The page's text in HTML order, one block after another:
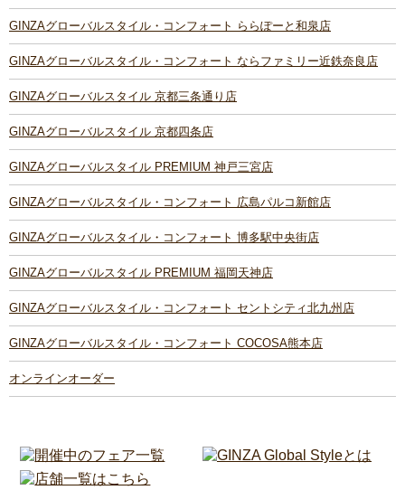
GINZAグローバルスタイル・コンフォート ららぽーと和泉店
GINZAグローバルスタイル・コンフォート ならファミリー近鉄奈良店
GINZAグローバルスタイル 京都三条通り店
GINZAグローバルスタイル 京都四条店
GINZAグローバルスタイル PREMIUM 神戸三宮店
GINZAグローバルスタイル・コンフォート 広島パルコ新館店
GINZAグローバルスタイル・コンフォート 博多駅中央街店
GINZAグローバルスタイル PREMIUM 福岡天神店
GINZAグローバルスタイル・コンフォート セントシティ北九州店
GINZAグローバルスタイル・コンフォート COCOSA熊本店
オンラインオーダー